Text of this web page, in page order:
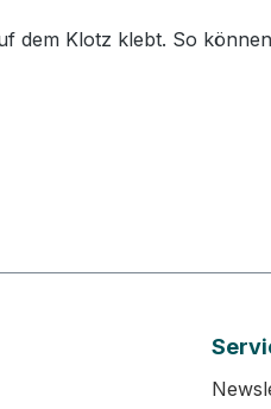
dem Klotz klebt. So